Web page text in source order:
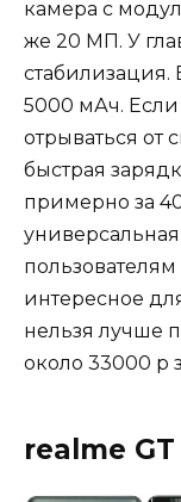
камера с
же 20 МП. У
стабилизация.
5000 мАч. Если
отрываться от
быстрая
примерно за
интересное
нельзя лучше
около 33000 р
realme